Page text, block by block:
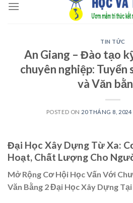
TIN TỨC
An Giang – Đào tạo
chuyên nghiệp: Tuyển
và Văn
POSTED ON 20 THÁNG 8, 2024
Đại Học Xây Dựng Từ Xa:
Hoạt, Chất Lượng Cho
Mở Rộng Cơ Hội Học Vấn Với
Văn Bằng 2 Đại Học Xây Dựng